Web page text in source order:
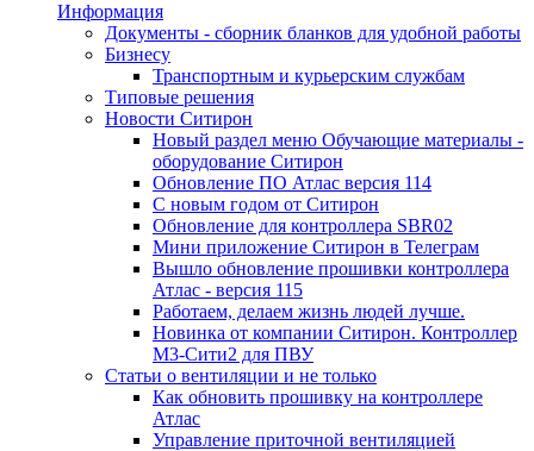
Информация
Документы - сборник бланков для удобной работы
Бизнесу
Транспортным и курьерским службам
Типовые решения
Новости Ситирон
Новый раздел меню Обучающие материалы -
оборудование Ситирон
Обновление ПО Атлас версия 114
С новым годом от Ситирон
Обновление для контроллера SBR02
Мини приложение Ситирон в Телеграм
Вышло обновление прошивки контроллера
Атлас - версия 115
Работаем, делаем жизнь людей лучше.
Новинка от компании Ситирон. Контроллер
М3-Сити2 для ПВУ
Статьи о вентиляции и не только
Как обновить прошивку на контроллере
Атлас
Управление приточной вентиляцией